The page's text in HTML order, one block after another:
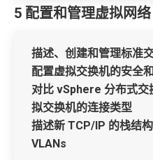
5 配置和管理虚拟网络
描述、创建和管理标准
配置虚拟交换机的安全
对比 vSphere 分布式交
拟交换机的连接类型
描述新 TCP/IP 的栈结
VLANs